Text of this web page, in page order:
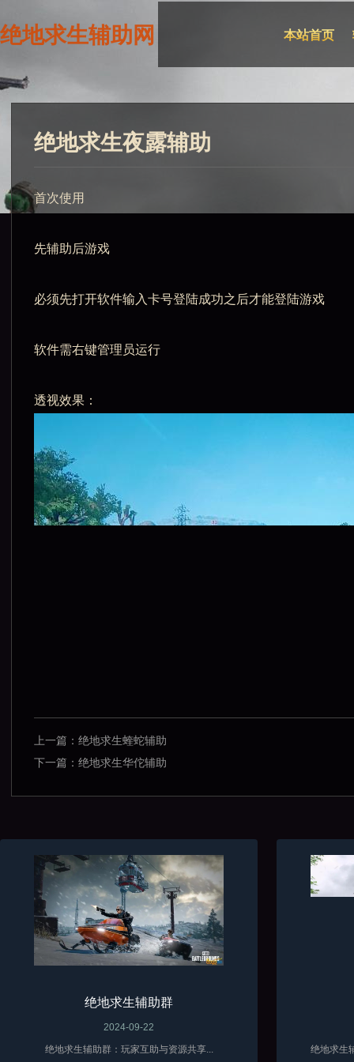
绝地求生辅助网 本站首页
绝地求生夜露辅助
首次使用
先辅助后游戏
必须先打开软件输入卡号登陆成功之后才能登陆游戏
软件需右键管理员运行
透视效果：
上一篇： 绝地求生蝰蛇辅助
下一篇： 绝地求生华佗辅助
绝地求生辅助群
2024-09-22
绝地求生辅助群：玩家互助与资源共享...
绝地求生